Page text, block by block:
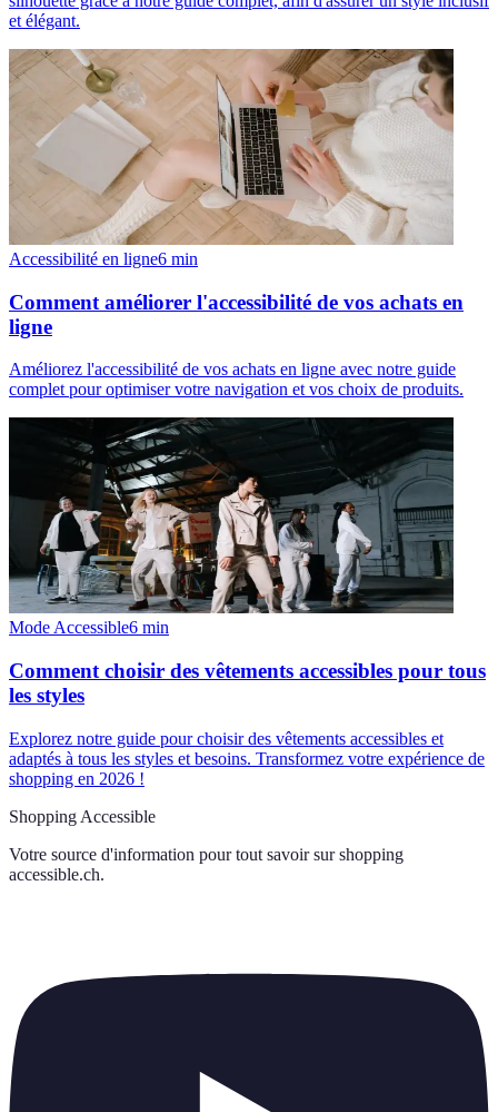
et élégant.
Accessibilité en ligne6 min
Comment améliorer l'accessibilité de vos achats en
ligne
Améliorez l'accessibilité de vos achats en ligne avec notre guide
complet pour optimiser votre navigation et vos choix de produits.
Mode Accessible6 min
Comment choisir des vêtements accessibles pour tous
les styles
Explorez notre guide pour choisir des vêtements accessibles et
adaptés à tous les styles et besoins. Transformez votre expérience de
shopping en 2026 !
Shopping Accessible
Votre source d'information pour tout savoir sur shopping
accessible.ch.